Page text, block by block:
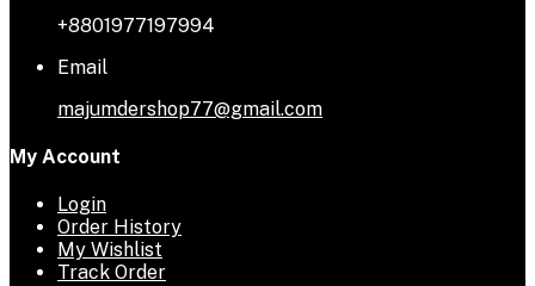
+8801977197994
Email
majumdershop77@gmail.com
My Account
Login
Order History
My Wishlist
Track Order